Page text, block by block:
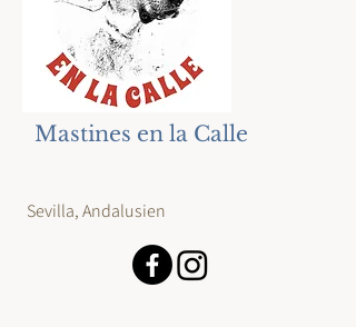
Mastines en la Calle
Sevilla, Andalusien